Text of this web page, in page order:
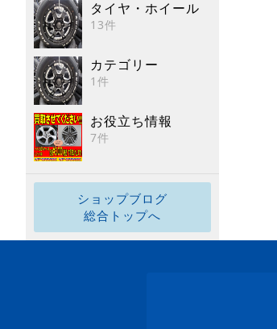
タイヤ・ホイール
13件
カテゴリー
1件
お役立ち情報
7件
ショップブログ
総合トップへ